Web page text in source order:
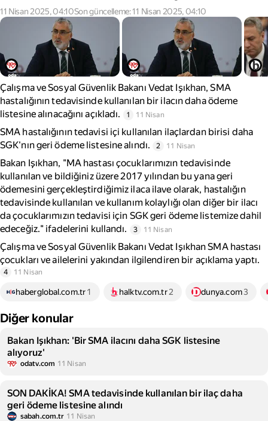
11 Nisan 2025, 04:10Son güncelleme: 11 Nisan 2025, 04:10
Çalışma ve Sosyal Güvenlik Bakanı Vedat Işıkhan, SMA
hastalığının tedavisinde kullanılan bir ilacın daha ödeme
listesine alınacağını açıkladı.
1 11 Nisan
SMA hastalığının tedavisi içi kullanılan ilaçlardan birisi daha
SGK'nın geri ödeme listesine alındı.
2 11 Nisan
Bakan Işıkhan, "MA hastası çocuklarımızın tedavisinde
kullanılan ve bildiğiniz üzere 2017 yılından bu yana geri
ödemesini gerçekleştirdiğimiz ilaca ilave olarak, hastalığın
tedavisinde kullanılan ve kullanım kolaylığı olan diğer bir ilacı
da çocuklarımızın tedavisi için SGK geri ödeme listemize dahil
edeceğiz." ifadelerini kullandı.
3 11 Nisan
Çalışma ve Sosyal Güvenlik Bakanı Vedat Işıkhan SMA hastası
çocukları ve ailelerini yakından ilgilendiren bir açıklama yaptı.
4 11 Nisan
haberglobal.com.tr1 halktv.com.tr 2 dunya.com3
Diğer konular
Bakan Işıkhan: 'Bir SMA ilacını daha SGK listesine
alıyoruz'
odatv.com 11 Nisan
SON DAKİKA! SMA tedavisinde kullanılan bir ilaç daha
geri ödeme listesine alındı
sabah.com.tr 11 Nisan